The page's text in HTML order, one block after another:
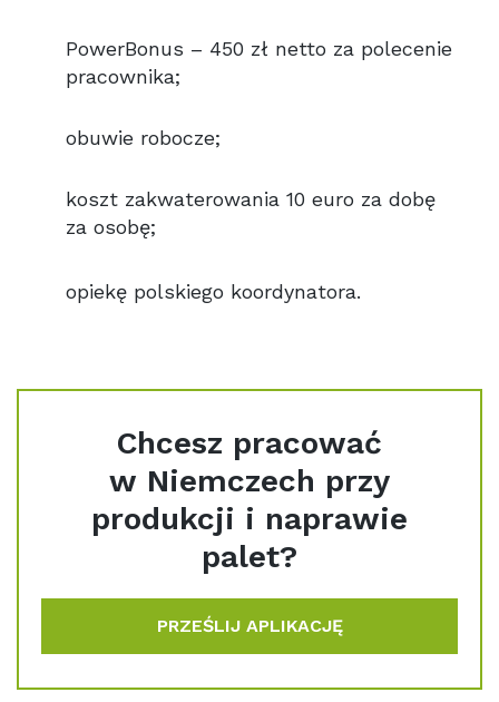
PowerBonus – 450 zł netto za polecenie
pracownika;
obuwie robocze;
koszt zakwaterowania 10 euro za dobę
za osobę;
opiekę polskiego koordynatora.
Chcesz pracować
w Niemczech przy
produkcji i naprawie
palet?
PRZEŚLIJ APLIKACJĘ